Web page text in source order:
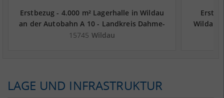
Erstbezug - 4.000 m² Lagerhalle in Wildau
an der Autobahn A 10 - Landkreis Dahme-
Spreewald
15745 Wildau
Wildau
LAGE UND INFRASTRUKTUR